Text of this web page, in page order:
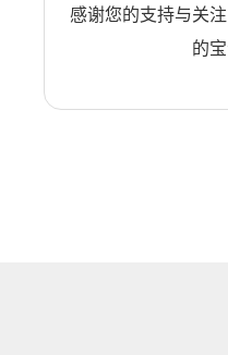
感谢您的支持与关
的宝